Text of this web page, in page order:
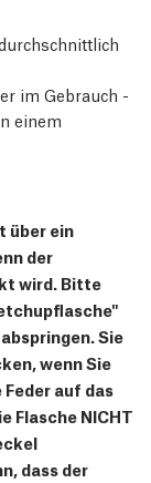
im Gebrauch -
einem
über ein
der
wird. Bitte
Sie
wenn Sie
auf das
Flasche NICHT
dass der